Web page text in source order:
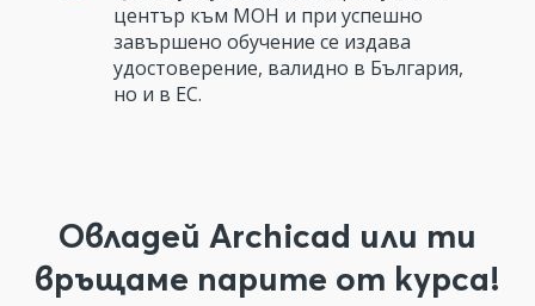
център към МОН и при успешно
завършено обучение се издава
удостоверение, валидно в България,
но и в ЕС.
Овладей Archicad или ти
връщаме парите от курса!